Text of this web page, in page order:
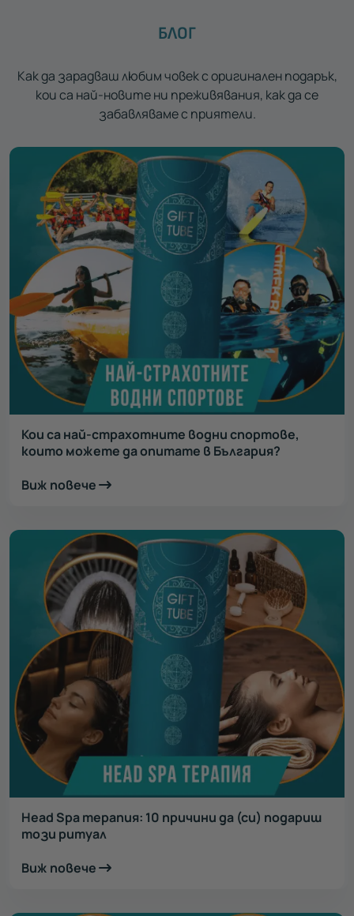
БЛОГ
Как да зарадваш любим човек с оригинален подарък,
кои са най-новите ни преживявания, как да се
забавляваме с приятели.
Кои са най-страхотните водни спортове,
които можете да опитате в България?
Виж повече
Head Spa терапия: 10 причини да (си) подариш
този ритуал
Виж повече